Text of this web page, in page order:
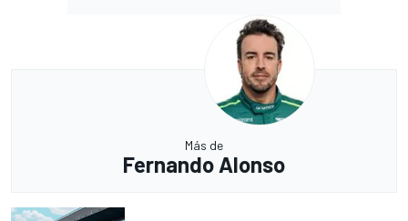
Más de
Fernando Alonso